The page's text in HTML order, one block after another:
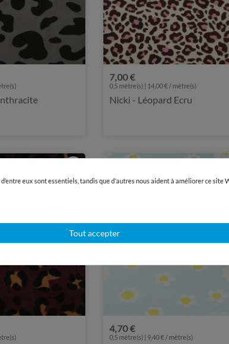
7,00 €
0,5 mètre(s) | 14,00 € / mètre(s)
Nicki - Léopard Ecru
4,70 €
0,5 mètre(s) | 9,40 € / mètre(s)
eux sont essentiels, tandis que d’autres nous aident à améliorer ce site
Tout accepter